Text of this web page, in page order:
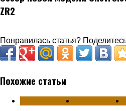
ZR2
Понравилась статья?
Похожие статьи